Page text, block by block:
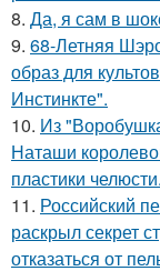
8. Да, я сам в
9. 68-Летняя
образ для
Инстинкте".
10. Из
Наташи
пластики челюсти.
11. Российский
раскрыл секрет
отказаться от